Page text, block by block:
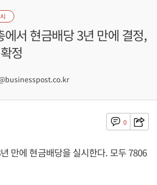
에서 현금배당 3년 만에 결정,
정
0
만에 현금배당을 실시한다. 모두 7806